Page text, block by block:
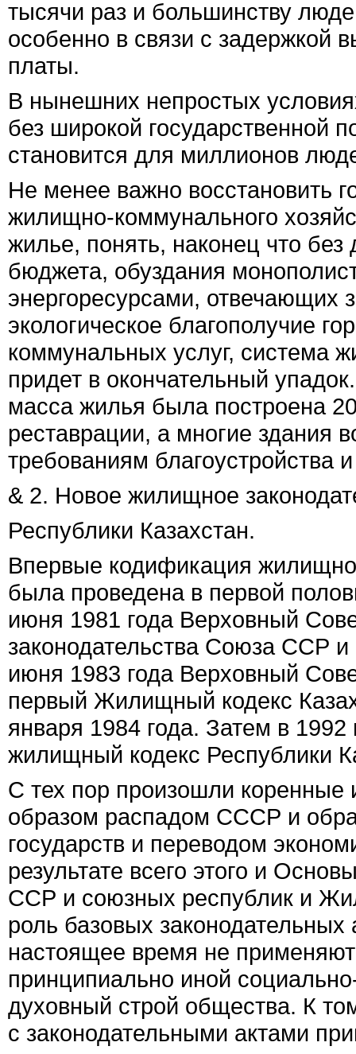
тысячи раз и большинству
особенно в связи с задержкой
платы.
В нынешних непростых
без широкой государственной
становится для миллионов
Не менее важно восстановить
жилищно-коммунального
жилье, понять, наконец что без
бюджета, обуздания
энергоресурсами, отвечающих
экологическое благополучие
коммунальных услуг, система
придет в окончательный
масса жилья была построена
реставрации, а многие здания
требованиям благоустройства
& 2. Новое жилищное
Республики Казахстан.
Впервые кодификация
была проведена в первой
июня 1981 года Верховный
законодательства Союза ССР
июня 1983 года Верховный
первый Жилищный кодекс
января 1984 года. Затем в
жилищный кодекс Республики
С тех пор произошли
образом распадом СССР и
государств и переводом
результате всего этого и
ССР и союзных республик и
роль базовых
настоящее время не
принципиально иной
духовный строй общества. К
с законодательными актами